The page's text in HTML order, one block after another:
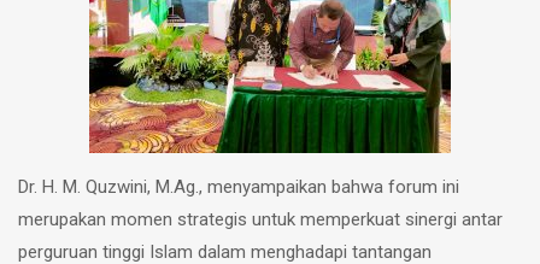
Dr. H. M. Quzwini, M.Ag., menyampaikan bahwa forum ini
merupakan momen strategis untuk memperkuat sinergi antar
perguruan tinggi Islam dalam menghadapi tantangan